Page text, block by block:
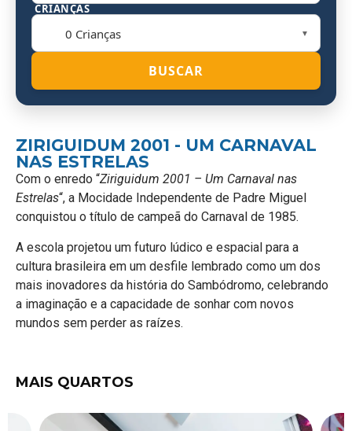
CRIANÇAS
▼
BUSCAR
ZIRIGUIDUM 2001 - UM CARNAVAL
NAS ESTRELAS
Com o enredo “Ziriguidum 2001 – Um Carnaval nas
Estrelas“, a Mocidade Independente de Padre Miguel
conquistou o título de campeã do Carnaval de 1985.
A escola projetou um futuro lúdico e espacial para a
cultura brasileira em um desfile lembrado como um dos
mais inovadores da história do Sambódromo, celebrando
a imaginação e a capacidade de sonhar com novos
mundos sem perder as raízes.
MAIS QUARTOS